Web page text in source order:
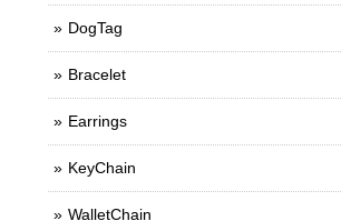
DogTag
Bracelet
Earrings
KeyChain
WalletChain